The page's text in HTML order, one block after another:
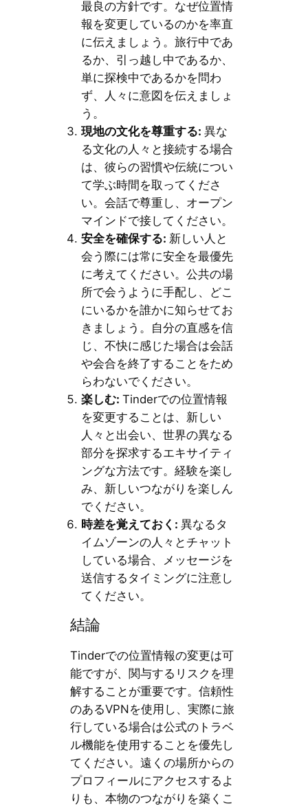
最良の方針です。なぜ位置情
報を変更しているのかを率直
に伝えましょう。旅行中であ
るか、引っ越し中であるか、
単に探検中であるかを問わ
ず、人々に意図を伝えましょ
う。
現地の文化を尊重する: 異な
る文化の人々と接続する場合
は、彼らの習慣や伝統につい
て学ぶ時間を取ってくださ
い。会話で尊重し、オープン
マインドで接してください。
安全を確保する: 新しい人と
会う際には常に安全を最優先
に考えてください。公共の場
所で会うように手配し、どこ
にいるかを誰かに知らせてお
きましょう。自分の直感を信
じ、不快に感じた場合は会話
や会合を終了することをため
らわないでください。
楽しむ: Tinderでの位置情報
を変更することは、新しい
人々と出会い、世界の異なる
部分を探求するエキサイティ
ングな方法です。経験を楽し
み、新しいつながりを楽しん
でください。
時差を覚えておく : 異なるタ
イムゾーンの人々とチャット
している場合、メッセージを
送信するタイミングに注意し
てください。
結論
Tinderでの位置情報の変更は可
能ですが、関与するリスクを理
解することが重要です。信頼性
のあるVPNを使用し、実際に旅
行している場合は公式のトラベ
ル機能を使用することを優先し
てください。遠くの場所からの
プロフィールにアクセスするよ
りも、本物のつながりを築くこ